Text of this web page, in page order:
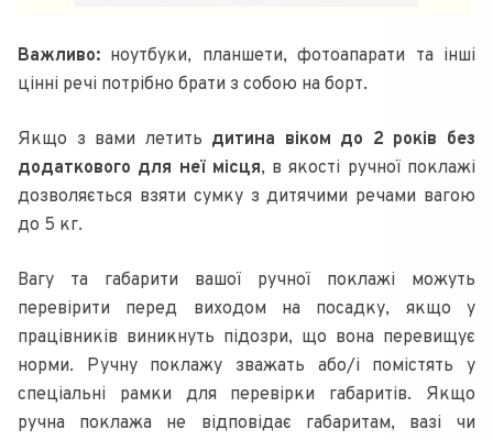
Важливо: ноутбуки, планшети, фотоапарати та інші
цінні речі потрібно брати з собою на борт.
Якщо з вами летить дитина віком до 2 років без
додаткового для неї місця, в якості ручної поклажі
дозволяється взяти сумку з дитячими речами вагою
до 5 кг.
Вагу та габарити вашої ручної поклажі можуть
перевірити перед виходом на посадку, якщо у
працівників виникнуть підозри, що вона перевищує
норми. Ручну поклажу зважать або/і помістять у
спеціальні рамки для перевірки габаритів. Якщо
ручна поклажа не відповідає габаритам, вазі чи